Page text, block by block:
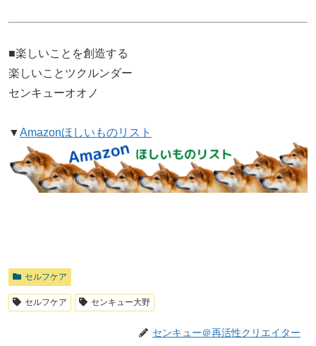
■楽しいことを創造する
楽しいことツクルンダー
センキューオオノ
▼Amazonほしいものリスト
セルフケア
セルフケア センキュー大野
センキュー＠再活性クリエイター